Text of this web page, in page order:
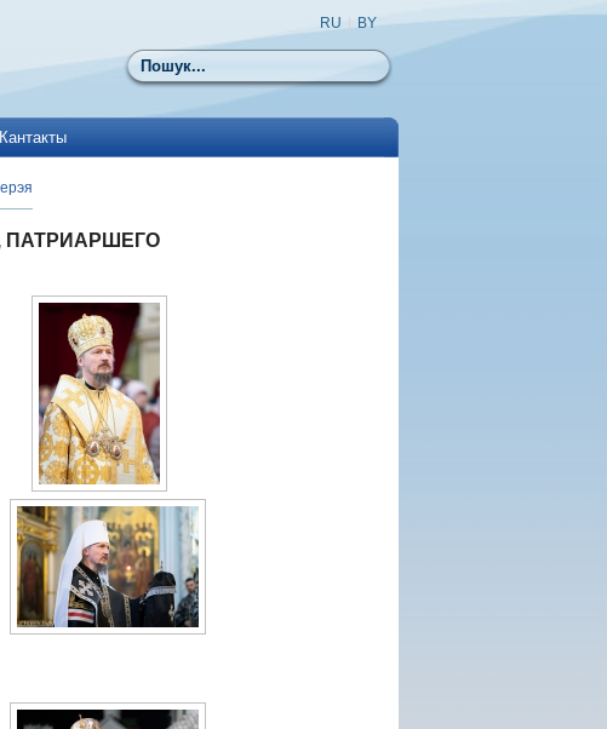
Пошук
RU BY
Кантакты
ПАТРИАРШЕГО